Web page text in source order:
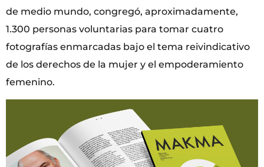
de medio mundo, congregó, aproximadamente,
1.300 personas voluntarias para tomar cuatro
fotografías enmarcadas bajo el tema reivindicativo
de los derechos de la mujer y el empoderamiento
femenino.